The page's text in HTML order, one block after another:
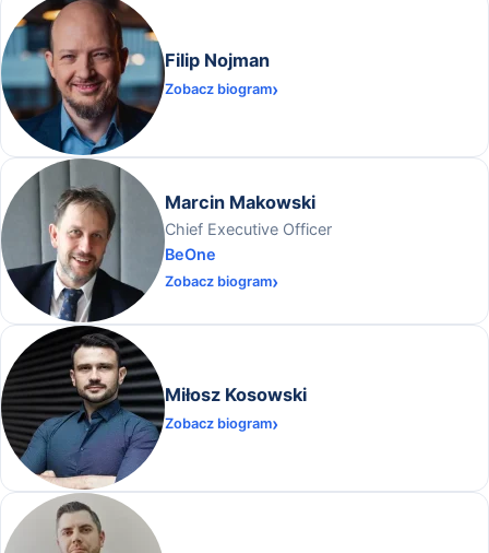
Filip Nojman
Zobacz biogram
Marcin Makowski
Chief Executive Officer
BeOne
Zobacz biogram
Miłosz Kosowski
Zobacz biogram